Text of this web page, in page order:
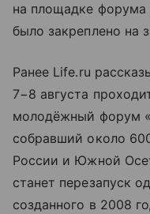
на площадке форума
было закреплено на
Ранее Life.ru
7−8 августа
молодёжный форум
собравший около
России и Южной
станет перезапуск
созданного в 2008